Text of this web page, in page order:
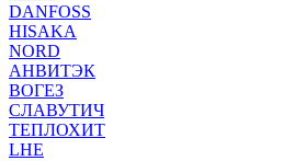
DANFOSS
HISAKA
NORD
АНВИТЭК
ВОГЕЗ
СЛАВУТИЧ
ТЕПЛОХИТ
LHE